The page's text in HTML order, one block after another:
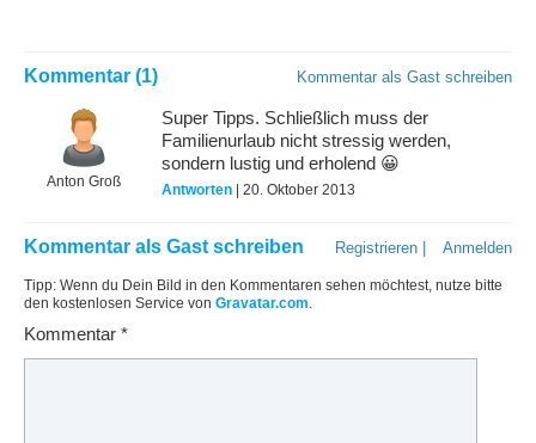
Kommentar als Gast schreiben
Kommentar (1)
Anton Groß
Super Tipps. Schließlich muss der
Familienurlaub nicht stressig werden,
sondern lustig und erholend 😀
Antworten | 20. Oktober 2013
Anmelden
Registrieren
Kommentar als Gast schreiben
Tipp: Wenn du Dein Bild in den Kommentaren sehen möchtest, nutze bitte
den kostenlosen Service von Gravatar.com
Kommentar *